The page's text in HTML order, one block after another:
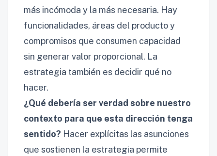
más incómoda y la más necesaria. Hay
funcionalidades, áreas del producto y
compromisos que consumen capacidad
sin generar valor proporcional. La
estrategia también es decidir qué no
hacer.
¿Qué debería ser verdad sobre nuestro
contexto para que esta dirección tenga
sentido? Hacer explícitas las asunciones
que sostienen la estrategia permite